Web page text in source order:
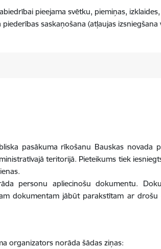
pieejama svētku, piemiņas,
saskaņošana (atļaujas izsniegšana
pasākuma rīkošanu Bauskas novada
teritorijā. Pieteikums tiek
personu apliecinošu dokumentu.
dokumentam jābūt parakstītam ar drošu
organizators norāda šādas ziņas: